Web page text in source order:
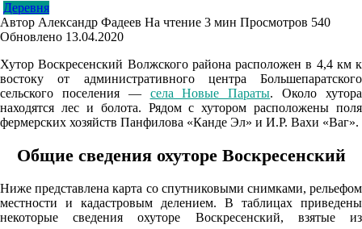
Деревня
Автор Александр Фадеев На чтение 3 мин Просмотров 540
Обновлено 13.04.2020
Хутор Воскресенский Волжского района расположен в 4,4 км к
востоку от административного центра Большепаратского
сельского поселения — села Новые Параты. Около хутора
находятся лес и болота. Рядом с хутором расположены поля
фермерских хозяйств Панфилова «Канде Эл» и И.Р. Вахи «Ваг».
Общие сведения охуторе Воскресенский
Ниже представлена карта со спутниковыми снимками, рельефом
местности и кадастровым делением. В таблицах приведены
некоторые сведения охуторе Воскресенский, взятые из